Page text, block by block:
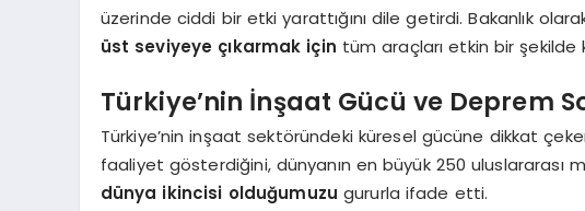
üzerinde ciddi bir etki yarattığını dile getirdi. Bakanlık
üst seviyeye çıkarmak için tüm araçları etkin bir şekilde
Türkiye’nin İnşaat Gücü ve Deprem
Türkiye’nin inşaat sektöründeki küresel gücüne dikkat
faaliyet gösterdiğini, dünyanın en büyük 250 uluslararası
dünya ikincisi olduğumuzu gururla ifade etti.